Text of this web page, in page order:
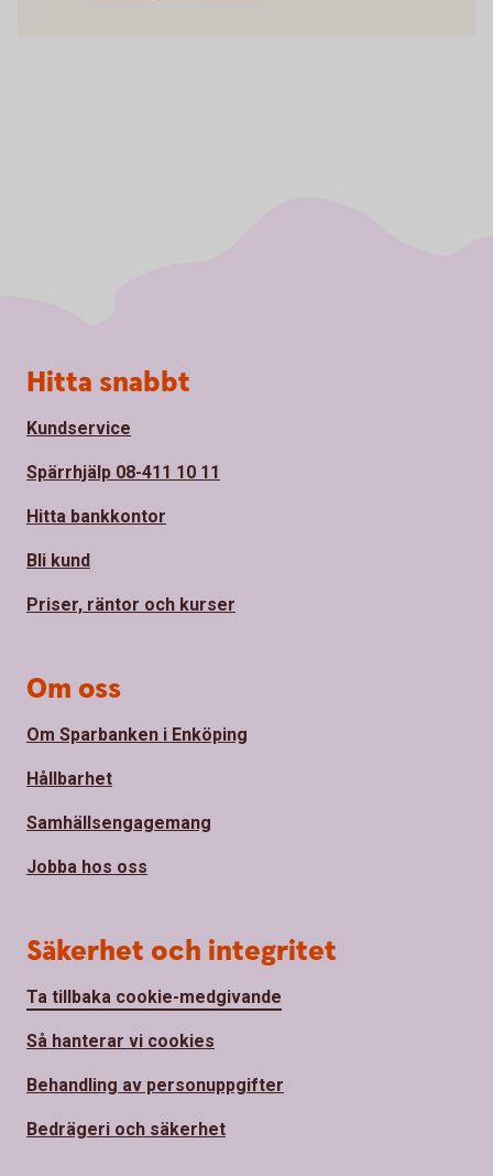
Sidfot
Hitta snabbt
Kundservice
Spärrhjälp 08-411 10 11
Hitta bankkontor
Bli kund
Priser, räntor och kurser
Om oss
Om Sparbanken i Enköping
Hållbarhet
Samhällsengagemang
Jobba hos oss
Säkerhet och integritet
Ta tillbaka cookie-medgivande
Så hanterar vi cookies
Behandling av personuppgifter
Bedrägeri och säkerhet